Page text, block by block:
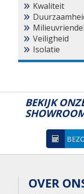
Kwaliteit
Veiligheid
Isolatie
BEKIJK
OVER